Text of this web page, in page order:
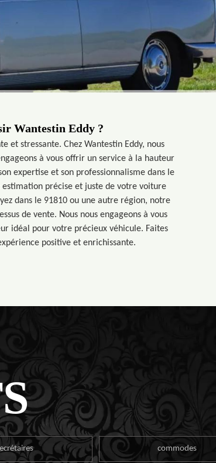
Wantestin Eddy ?
et stressante. Chez Wantestin Eddy, nous
à vous offrir un service à la hauteur
expertise et son professionnalisme dans le
estimation précise et juste de votre voiture
dans le 91810 ou une autre région, notre
de vente. Nous nous engageons à vous
idéal pour votre précieux véhicule. Faites
positive et enrichissante.
commodes